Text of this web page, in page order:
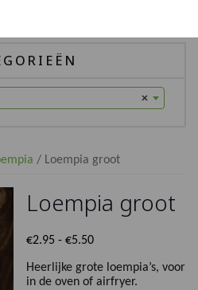
×
/ Loempia groot
Loempia groot
€2.95 - €5.50Prijsklasse:
tot
€5.50
Heerlijke grote loempia’s, voor
in de oven of airfryer.